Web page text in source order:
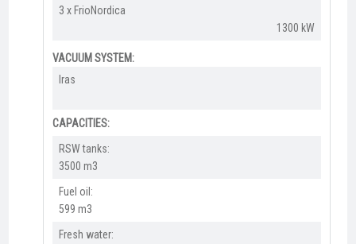
​3 x FrioNordica
1300 kW​
VACUUM SYSTEM:
Iras​
CAPACITIES:
RSW tanks:
3500 m3
Fuel oil:
599 m3
Fresh water: